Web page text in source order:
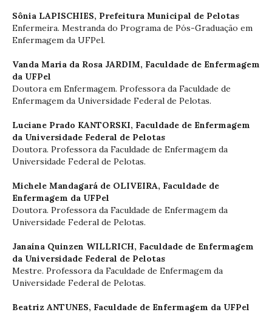
Sônia LAPISCHIES, Prefeitura Municipal de Pelotas
Enfermeira. Mestranda do Programa de Pós-Graduação em
Enfermagem da UFPel.
Vanda Maria da Rosa JARDIM, Faculdade de Enfermagem
da UFPel
Doutora em Enfermagem. Professora da Faculdade de
Enfermagem da Universidade Federal de Pelotas.
Luciane Prado KANTORSKI, Faculdade de Enfermagem
da Universidade Federal de Pelotas
Doutora. Professora da Faculdade de Enfermagem da
Universidade Federal de Pelotas.
Michele Mandagará de OLIVEIRA, Faculdade de
Enfermagem da UFPel
Doutora. Professora da Faculdade de Enfermagem da
Universidade Federal de Pelotas.
Janaína Quinzen WILLRICH, Faculdade de Enfermagem
da Universidade Federal de Pelotas
Mestre. Professora da Faculdade de Enfermagem da
Universidade Federal de Pelotas.
Beatriz ANTUNES, Faculdade de Enfermagem da UFPel